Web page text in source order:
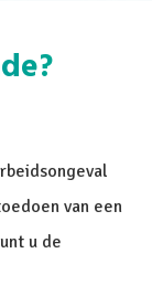
van een
u de